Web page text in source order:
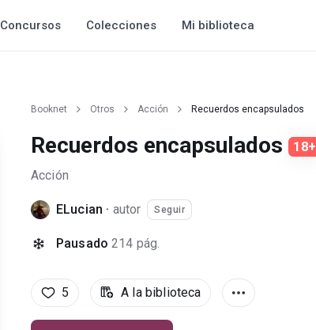
Concursos Colecciones Mi biblioteca
Booknet Otros Acción Recuerdos encapsulados
Recuerdos encapsulados
18+
Acción
ELucian · autor Seguir
Pausado 214 pág.
5 A la biblioteca